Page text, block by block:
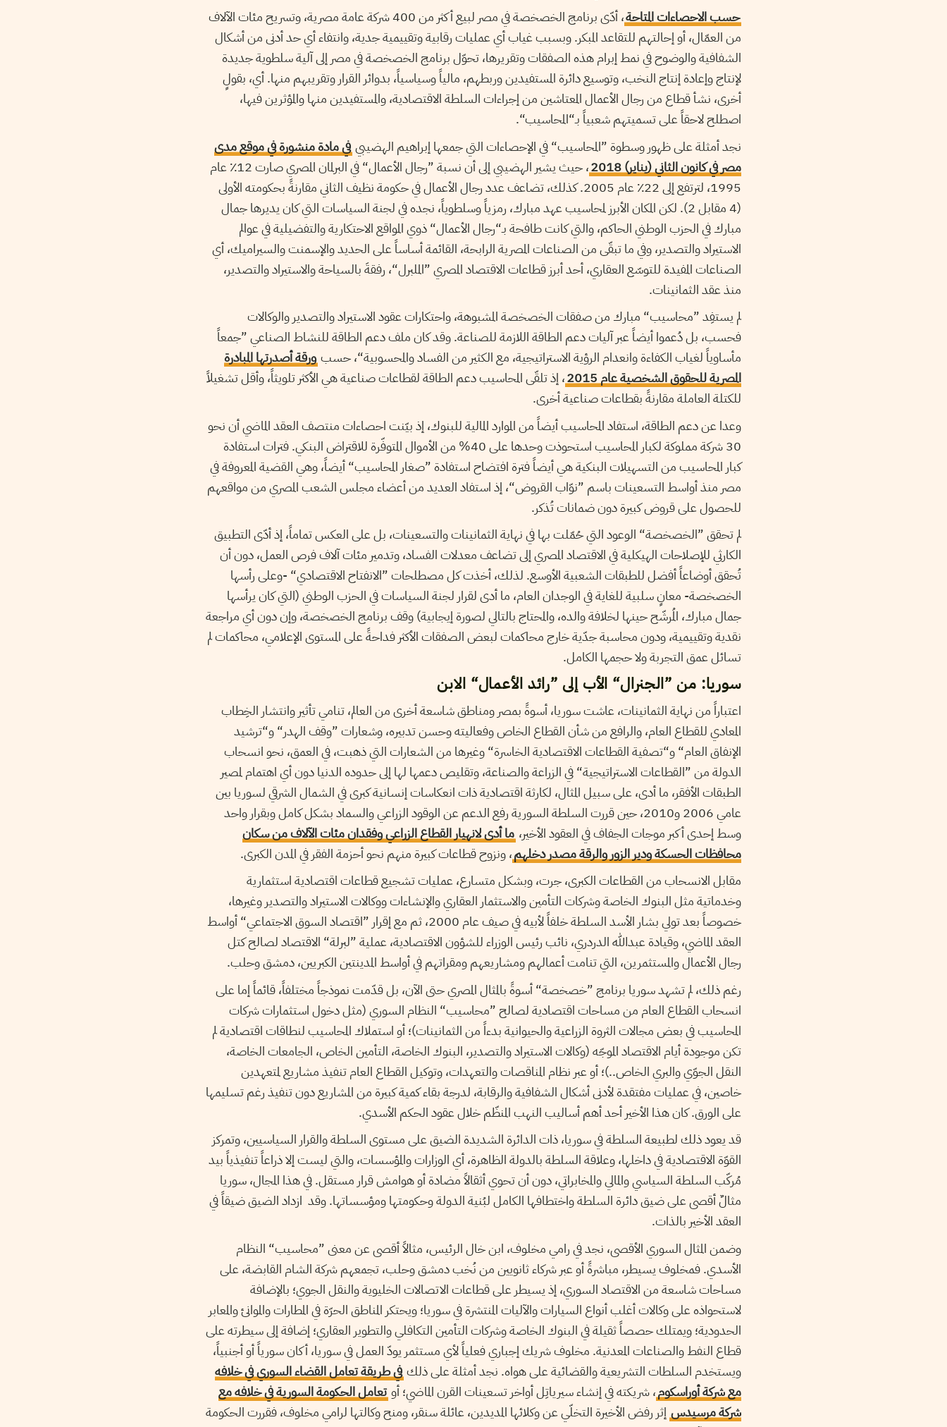
حسب الاحصاءات المتاحة
، أدّى برنامج الخصخصة في مصر لبيع أكثر من 400 شركة عامة مصرية، وتسريح مئات الآلاف
من العمّال، أو إحالتهم للتقاعد المبكر. وبسبب غياب أي عمليات رقابية وتقييمية جدية، وانتفاء أي حد أدنى من أشكال
الشفافية والوضوح في نمط إبرام هذه الصفقات وتقريرها، تحوّل برنامج الخصخصة في مصر إلى آلية سلطوية جديدة
لإنتاج وإعادة إنتاج النخب، وتوسيع دائرة المستفيدين وربطهم، مالياً وسياسياً، بدوائر القرار وتقريبهم منها. أي، بقولٍ
أخرى، نشأ قطاع من رجال الأعمال المعتاشين من إجراءات السلطة الاقتصادية، والمستفيدين منها والمؤثرين فيها،
اصطلح لاحقاً على تسميتهم شعبياً بـ“المحاسيب“.
نجد أمثلة على ظهور وسطوة ”المحاسيب“ في الإحصاءات التي جمعها إبراهيم الهضيبي في مادة منشورة في موقع مدى
مصر في كانون الثاني (يناير) 2018
، حيث يشير الهضيبي إلى أن نسبة ”رجال الأعمال“ في البرلمان المصري صارت 12٪ عام
1995، لترتفع إلى 22٪ عام 2005. كذلك، تضاعف عدد رجال الأعمال في حكومة نظيف الثاني مقارنةً بحكومته الأولى
(4 مقابل 2). لكن المكان الأبرز لمحاسيب عهد مبارك، رمزياً وسلطوياً، نجده في لجنة السياسات التي كان يديرها جمال
مبارك في الحزب الوطني الحاكم، والتي كانت طافحة بـ“رجال الأعمال“ ذوي المواقع الاحتكارية والتفضيلية في عوالم
الاستيراد والتصدير، وفي ما تبقّى من الصناعات المصرية الرابحة، القائمة أساساً على الحديد والإسمنت والسيراميك، أي
الصناعات المفيدة للتوسّع العقاري، أحد أبرز قطاعات الاقتصاد المصري ”الملبرل“، رفقةَ بالسياحة والاستيراد والتصدير،
منذ عقد الثمانينات.
لم يستفِد ”محاسيب“ مبارك من صفقات الخصخصة المشبوهة، واحتكارات عقود الاستيراد والتصدير والوكالات
فحسب، بل دُعموا أيضاً عبر آليات دعم الطاقة اللازمة للصناعة. وقد كان ملف دعم الطاقة للنشاط الصناعي ”جمعاً
مأساوياً لغياب الكفاءة وانعدام الرؤية الاستراتيجية، مع الكثير من الفساد والمحسوبية“، حسب ورقة أصدرتها المبادرة
المصرية للحقوق الشخصية عام 2015
، إذ تلقّى المحاسيب دعم الطاقة لقطاعات صناعية هي الأكثر تلويثاً، وأقل تشغيلاً
للكتلة العاملة مقارنةً بقطاعات صناعية أخرى.
وعدا عن دعم الطاقة، استفاد المحاسيب أيضاً من الموارد المالية للبنوك، إذ بيّنت احصاءات منتصف العقد الماضي أن نحو
30 شركة مملوكة لكبار المحاسيب استحوذت وحدها على 40% من الأموال المتوفّرة للاقتراض البنكي. فترات استفادة
كبار المحاسيب من التسهيلات البنكية هي أيضاً فترة افتضاح استفادة ”صغار المحاسيب“ أيضاً، وهي القضية المعروفة في
مصر منذ أواسط التسعينات باسم ”نوّاب القروض“، إذ استفاد العديد من أعضاء مجلس الشعب المصري من مواقعهم
للحصول على قروض كبيرة دون ضمانات تُذكر.
لم تحقق ”الخصخصة“ الوعود التي حُمّلت بها في نهاية الثمانينات والتسعينات، بل على العكس تماماً، إذ أدّى التطبيق
الكارثي للإصلاحات الهيكلية في الاقتصاد المصري إلى تضاعف معدلات الفساد، وتدمير مئات آلاف فرص العمل، دون أن
تُحقق أوضاعاً أفضل للطبقات الشعبية الأوسع. لذلك، أخذت كل مصطلحات ”الانفتاح الاقتصادي“ -وعلى رأسها
الخصخصة- معانٍ سلبية للغاية في الوجدان العام، ما أدى لقرار لجنة السياسات في الحزب الوطني (التي كان يرأسها
جمال مبارك، المُرشّح حينها لخلافة والده، والمحتاج بالتالي لصورة إيجابية) وقف برنامج الخصخصة، وإن دون أي مراجعة
نقدية وتقييمية، ودون محاسبة جدّية خارج محاكمات لبعض الصفقات الأكثر فداحةً على المستوى الإعلامي، محاكمات لم
تسائل عمق التجربة ولا حجمها الكامل.
سوريا: من ”الجنرال“ الأب إلى ”رائد الأعمال“ الابن
اعتباراً من نهاية الثمانينات، عاشت سوريا، أسوةً بمصر ومناطق شاسعة أخرى من العالم، تنامي تأثير وانتشار الخِطاب
المعادي للقطاع العام، والرافع من شأن القطاع الخاص وفعاليته وحسن تدبيره، وشعارات ”وقف الهدر“ و“ترشيد
الإنفاق العام“ و“تصفية القطاعات الاقتصادية الخاسرة“ وغيرها من الشعارات التي ذهبت، في العمق، نحو انسحاب
الدولة من ”القطاعات الاستراتيجية“ في الزراعة والصناعة، وتقليص دعمها لها إلى حدوده الدنيا دون أي اهتمام لمصير
الطبقات الأفقر، ما أدى، على سبيل المثال، لكارثة اقتصادية ذات انعكاسات إنسانية كبرى في الشمال الشرقي لسوريا بين
عامي 2006 و2010، حين قررت السلطة السورية رفع الدعم عن الوقود الزراعي والسماد بشكل كامل وبقرار واحد
وسط إحدى أكبر موجات الجفاف في العقود الأخير، ما أدى لانهيار القطاع الزراعي وفقدان مئات الآلاف من سكان
محافظات الحسكة ودير الزور والرقة مصدر دخلهم، ونزوح قطاعات كبيرة منهم نحو أحزمة الفقر في المدن الكبرى.
مقابل الانسحاب من القطاعات الكبرى، جرت، وبشكل متسارع، عمليات تشجيع قطاعات اقتصادية استثمارية
وخدماتية مثل البنوك الخاصة وشركات التأمين والاستثمار العقاري والإنشاءات ووكالات الاستيراد والتصدير وغيرها،
خصوصاً بعد تولي بشار الأسد السلطة خلفاً لأبيه في صيف عام 2000، ثم مع إقرار ”اقتصاد السوق الاجتماعي“ أواسط
العقد الماضي، وقيادة عبدالله الدردري، نائب رئيس الوزراء للشؤون الاقتصادية، عملية ”لبرلة“ الاقتصاد لصالح كتل
رجال الأعمال والمستثمرين، التي تنامت أعمالهم ومشاريعهم ومقراتهم في أواسط المدينتين الكبريين، دمشق وحلب.
رغم ذلك، لم تشهد سوريا برنامج ”خصخصة“ أسوةً بالمثال المصري حتى الآن، بل قدّمت نموذجاً مختلفاً، قائماً إما على
انسحاب القطاع العام من مساحات اقتصادية لصالح ”محاسيب“ النظام السوري (مثل دخول استثمارات شركات
المحاسيب في بعض مجالات الثروة الزراعية والحيوانية بدءاً من الثمانينات)؛ أو استملاك المحاسيب لنطاقات اقتصادية لم
تكن موجودة أيام الاقتصاد الموجّه (وكالات الاستيراد والتصدير، البنوك الخاصة، التأمين الخاص، الجامعات الخاصة،
النقل الجوّي والبري الخاص..)؛ أو عبر نظام المناقصات والتعهدات، وتوكيل القطاع العام تنفيذ مشاريع لمتعهدين
خاصين، في عمليات مفتقدة لأدنى أشكال الشفافية والرقابة، لدرجة بقاء كمية كبيرة من المشاريع دون تنفيذ رغم تسليمها
على الورق. كان هذا الأخير أحد أهم أساليب النهب المنظّم خلال عقود الحكم الأسدي.
قد يعود ذلك لطبيعة السلطة في سوريا، ذات الدائرة الشديدة الضيق على مستوى السلطة والقرار السياسيين، وتمركز
القوّة الاقتصادية في داخلها، وعلاقة السلطة بالدولة الظاهرة، أي الوزارات والمؤسسات، والتي ليست إلا ذراعاً تنفيذياً بيد
مُركّب السلطة السياسي والمالي والمخابراتي، دون أن تحوي أثقالاً مضادة أو هوامش قرار مستقل. في هذا المجال، سوريا
مثالٌ أقصى على ضيق دائرة السلطة واختطافها الكامل لبُنية الدولة وحكومتها ومؤسساتها. وقد ازداد الضيق ضيقاً في
العقد الأخير بالذات.
وضمن المثال السوري الأقصى، نجد في رامي مخلوف، ابن خال الرئيس، مثالاً أقصى عن معنى ”محاسيب“ النظام
الأسدي. فمخلوف يسيطر، مباشرةً أو عبر شركاء ثانويين من نُخب دمشق وحلب، تجمعهم شركة الشام القابضة، على
مساحات شاسعة من الاقتصاد السوري، إذ يسيطر على قطاعات الاتصالات الخليوية والنقل الجوي؛ بالإضافة
لاستحواذه على وكالات أغلب أنواع السيارات والآليات المنتشرة في سوريا؛ ويحتكر المناطق الحرّة في المطارات والموانئ والمعابر
الحدودية؛ ويمتلك حصصاً ثقيلة في البنوك الخاصة وشركات التأمين التكافلي والتطوير العقاري؛ إضافة إلى سيطرته على
قطاع النفط والصناعات المعدنية. مخلوف شريك إجباري فعلياً لأي مستثمر يودّ العمل في سوريا، أكان سورياً أو أجنبياً،
ويستخدم السلطات التشريعية والقضائية على هواه. نجد أمثلة على ذلك في طريقة تعامل القضاء السوري في خلافه
مع شركة أوراسكوم، شريكته في إنشاء سيرياتِل أواخر تسعينات القرن الماضي؛ أو تعامل الحكومة السورية في خلافه مع
شركة مرسيدس إثر رفض الأخيرة التخلّي عن وكلائها المديدين، عائلة سنقر، ومنح وكالتها لرامي مخلوف، فقررت الحكومة